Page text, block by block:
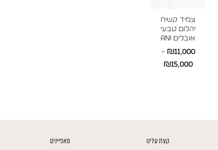
צמיד קשיח
יהלום טבעי
אובלים ANI
₪11,000
–
₪15,000
קצת עלינו מאפיינים